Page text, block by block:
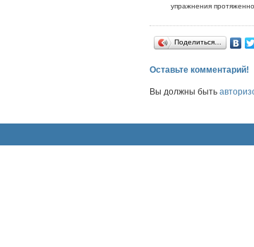
упражнения
Поделиться…
Оставьте комментарий!
Вы должны быть